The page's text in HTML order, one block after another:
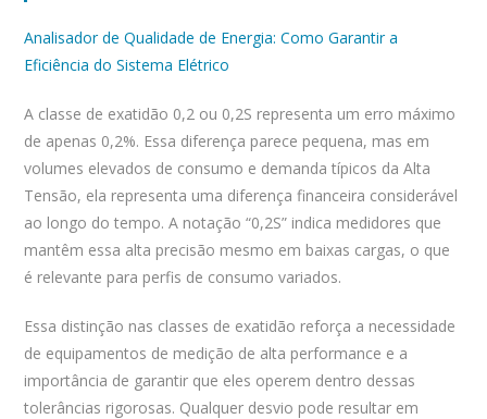
Analisador de Qualidade de Energia: Como Garantir a
Eficiência do Sistema Elétrico
A classe de exatidão 0,2 ou 0,2S representa um erro máximo
de apenas 0,2%. Essa diferença parece pequena, mas em
volumes elevados de consumo e demanda típicos da Alta
Tensão, ela representa uma diferença financeira considerável
ao longo do tempo. A notação “0,2S” indica medidores que
mantêm essa alta precisão mesmo em baixas cargas, o que
é relevante para perfis de consumo variados.
Essa distinção nas classes de exatidão reforça a necessidade
de equipamentos de medição de alta performance e a
importância de garantir que eles operem dentro dessas
tolerâncias rigorosas. Qualquer desvio pode resultar em